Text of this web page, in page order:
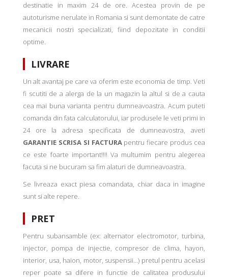
destinatie in maxim 24 de ore. Acestea provin de pe
autoturisme nerulate in Romania si sunt demontate de catre
mecanicii nostri specializati, fiind depozitate in conditii
optime.
LIVRARE
Un alt avantaj pe care va oferim este economia de timp. Veti
fi scutiti de a alerga de la un magazin la altul si de a cauta
cea mai buna varianta pentru dumneavoastra. Acum puteti
comanda din fata calculatorului, iar produsele le veti primi in
24 ore la adresa specificata de dumneavostra, aveti
GARANTIE SCRISA SI FACTURApentru fiecare produs cea
ce este foarte important!!!! Va multumim pentru alegerea
facuta si ne bucuram sa fim alaturi de dumneavoastra.
Se livreaza exact piesa comandata, chiar daca in imagine
sunt si alte repere.
PRET
Pentru subansamble (ex: alternator electromotor, turbina,
injector, pompa de injectie, compresor de clima, hayon,
interior, usa, haion, motor, suspensii...) pretul pentru acelasi
reper poate sa difere in functie de calitatea produsului